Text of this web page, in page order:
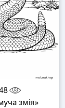
змія»